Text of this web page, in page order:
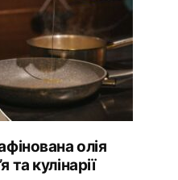
олія
кулінарії